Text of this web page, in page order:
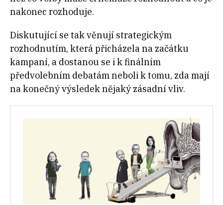
nakonec rozhoduje.
Diskutující se tak věnují strategickým
rozhodnutím, která přicházela na začátku
kampaní, a dostanou se i k finálním
předvolebním debatám neboli k tomu, zda mají
na konečný výsledek nějaký zásadní vliv.